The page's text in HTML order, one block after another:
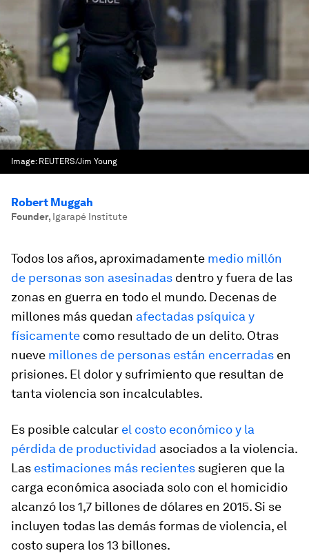
Image: REUTERS/Jim Young
Robert Muggah
Founder, Igarapé Institute
Todos los años, aproximadamente medio millón
de personas son asesinadas dentro y fuera de las
zonas en guerra en todo el mundo. Decenas de
millones más quedan afectadas psíquica y
físicamente como resultado de un delito. Otras
nueve millones de personas están encerradas en
prisiones. El dolor y sufrimiento que resultan de
tanta violencia son incalculables.
Es posible calcular el costo económico y la
pérdida de productividad asociados a la violencia.
Las estimaciones más recientes sugieren que la
carga económica asociada solo con el homicidio
alcanzó los 1,7 billones de dólares en 2015. Si se
incluyen todas las demás formas de violencia, el
costo supera los 13 billones.